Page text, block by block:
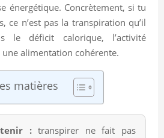
énergétique. Concrètement, si tu
ce n’est pas la transpiration qu’il
le déficit calorique, l’activité
alimentation cohérente.
matières
:transpirer ne fait pas